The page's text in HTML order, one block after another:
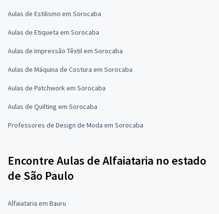
Aulas de Estilismo em Sorocaba
Aulas de Etiqueta em Sorocaba
Aulas de Impressão Têxtil em Sorocaba
Aulas de Máquina de Costura em Sorocaba
Aulas de Patchwork em Sorocaba
Aulas de Quilting em Sorocaba
Professores de Design de Moda em Sorocaba
Encontre Aulas de Alfaiataria no estado
de São Paulo
Alfaiataria em Bauru